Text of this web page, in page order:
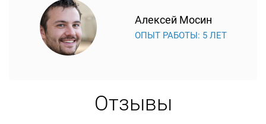
Алексей Мосин
ОПЫТ РАБОТЫ: 5 ЛЕТ
Отзывы